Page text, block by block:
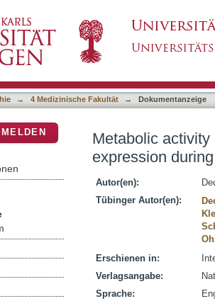
→ 4 Medizinische Fakultät → Dokumentanzeige
Metabolic
expression
Autor(en):
Tübinger Autor(en):
Erschienen in:
Verlagsangabe:
Sprache: